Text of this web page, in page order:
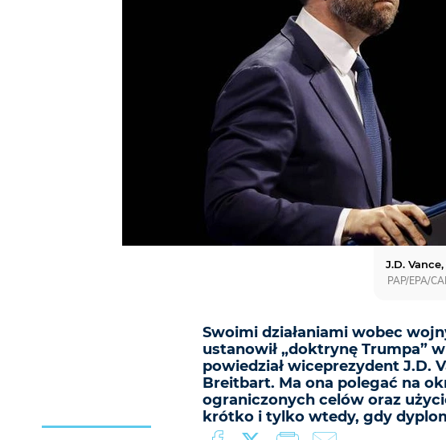
Swoimi działaniami wobec
ustanowił „doktrynę Trumpa”
powiedział wiceprezydent J.D.
Breitbart. Ma ona polegać na
ograniczonych celów oraz
krótko i tylko wtedy, gdy
J.D.
PAP/EPA/